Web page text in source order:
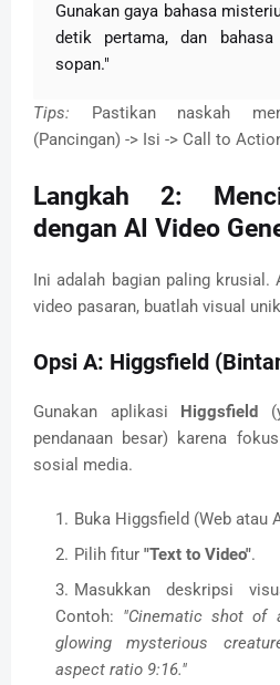
Gunakan gaya bahasa
detik pertama, dan
sopan."
Tips: Pastikan naskah
(Pancingan) -> Isi -> Call to
Langkah 2:
dengan AI Video
Ini adalah bagian paling
video pasaran, buatlah visual
Opsi A: Higgsfield
Gunakan aplikasi Higgsfield
pendanaan besar) karena
sosial media.
Buka Higgsfield (Web atau
Pilih fitur "Text to Video".
Masukkan deskripsi
Contoh: "Cinematic shot of
glowing mysterious
aspect ratio 9:16."